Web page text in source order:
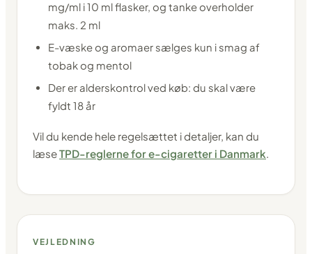
mg/ml i 10 ml flasker, og tanke overholder
maks. 2 ml
E-væske og aromaer sælges kun i smag af
tobak og mentol
Der er alderskontrol ved køb: du skal være
fyldt 18 år
Vil du kende hele regelsættet i detaljer, kan du
læseTPD-reglerne for e-cigaretter i Danmark.
VEJLEDNING